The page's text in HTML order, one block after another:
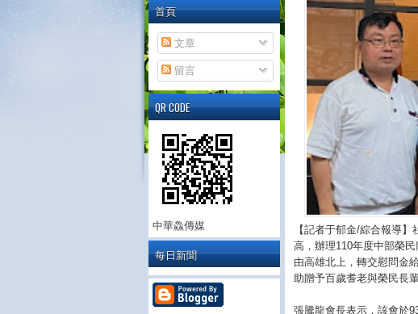
【記者于郁金/綜合報導
高，辦理110年度中部榮
由高雄北上，轉交慰問金
助贈予百歲耆老與榮民長
張騰龍會長表示，該會於
首頁
文章
留言
QR CODE
中華鱻傳媒
每日新聞